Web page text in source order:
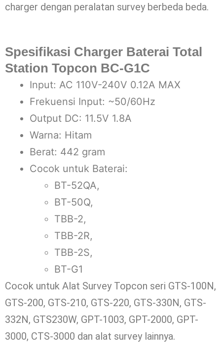
charger dengan peralatan survey berbeda beda.
Spesifikasi Charger Baterai Total
Station Topcon BC-G1C
Input: AC 110V-240V 0.12A MAX
Frekuensi Input: ~50/60Hz
Output DC: 11.5V 1.8A
Warna: Hitam
Berat: 442 gram
Cocok untuk Baterai:
BT-52QA,
BT-50Q,
TBB-2,
TBB-2R,
TBB-2S,
BT-G1
Cocok untuk Alat Survey Topcon seri GTS-100N,
GTS-200, GTS-210, GTS-220, GTS-330N, GTS-
332N, GTS230W, GPT-1003, GPT-2000, GPT-
3000, CTS-3000 dan alat survey lainnya.